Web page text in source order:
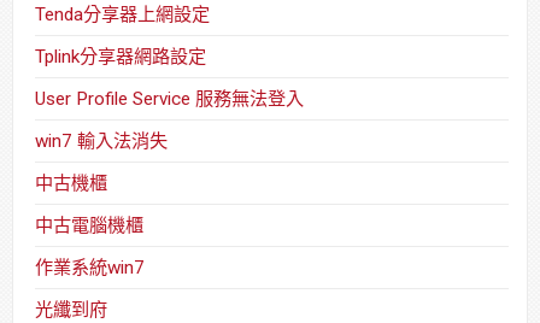
Tenda分享器上網設定
Tplink分享器網路設定
User Profile Service 服務無法登入
win7 輸入法消失
中古機櫃
中古電腦機櫃
作業系統win7
光纖到府